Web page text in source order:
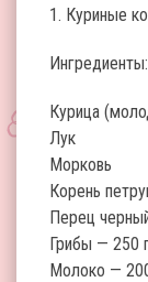
1. Куриные
Ингредиенты:
Курица
Лук
Морковь
Корень
Перец
Грибы — 250
Молоко —